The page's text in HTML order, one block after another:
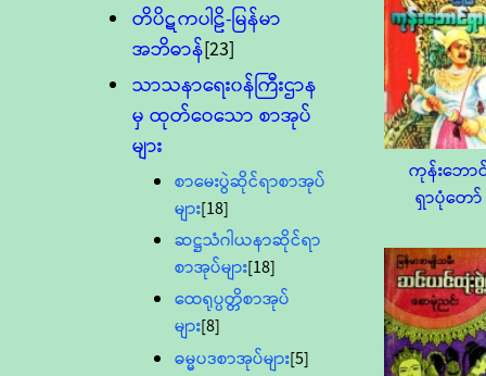
တိပိဋကပါဠိ-မြန်မာ
အဘိဓာန်[23]
သာသနာရေး၀န်ကြီးဌာန
မှ ထုတ်ဝေသော စာအုပ်
များ
စာမေးပွဲဆိုင်ရာစာအုပ်
များ[18]
ဆဋ္ဌသံဂါယနာဆိုင်ရာ
စာအုပ်များ[18]
ထေရုပ္ပတ္တိစာအုပ်
များ[8]
ဓမ္မပဒစာအုပ်များ[5]
ကုန်းဘော
ရှာပုံတော်